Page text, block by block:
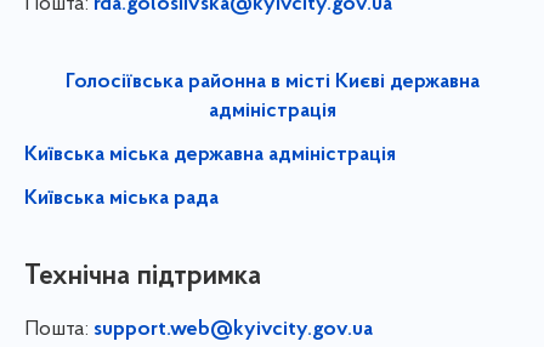
rda.golosiivska@kyivcity.gov.ua
Голосіївська районна в місті Києві державна
адміністрація
Київська міська державна адміністрація
Київська міська рада
Технічна підтримка
Пошта: support.web@kyivcity.gov.ua